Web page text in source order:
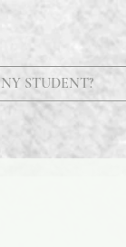
NY STUDENT?